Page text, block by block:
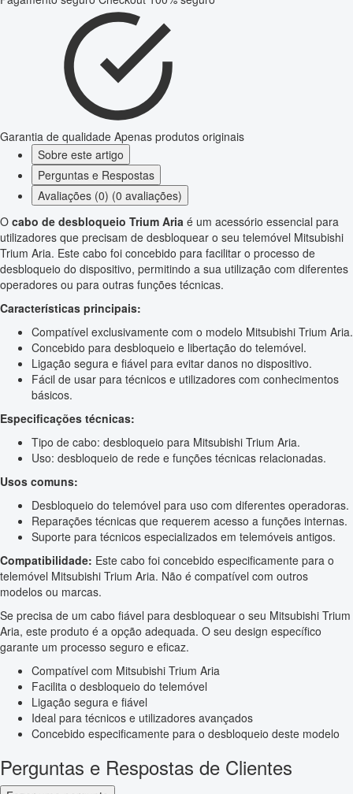
Garantia de qualidade Apenas produtos originais
Sobre este artigo
Perguntas e Respostas
Avaliações (0) (0 avaliações)
O cabo de desbloqueio Trium Aria é um acessório essencial para
utilizadores que precisam de desbloquear o seu telemóvel Mitsubishi
Trium Aria. Este cabo foi concebido para facilitar o processo de
desbloqueio do dispositivo, permitindo a sua utilização com diferentes
operadores ou para outras funções técnicas.
Características principais:
Compatível exclusivamente com o modelo Mitsubishi Trium Aria.
Concebido para desbloqueio e libertação do telemóvel.
Ligação segura e fiável para evitar danos no dispositivo.
Fácil de usar para técnicos e utilizadores com conhecimentos
básicos.
Especificações técnicas:
Tipo de cabo: desbloqueio para Mitsubishi Trium Aria.
Uso: desbloqueio de rede e funções técnicas relacionadas.
Usos comuns:
Desbloqueio do telemóvel para uso com diferentes operadoras.
Reparações técnicas que requerem acesso a funções internas.
Suporte para técnicos especializados em telemóveis antigos.
Compatibilidade: Este cabo foi concebido especificamente para o
telemóvel Mitsubishi Trium Aria. Não é compatível com outros
modelos ou marcas.
Se precisa de um cabo fiável para desbloquear o seu Mitsubishi Trium
Aria, este produto é a opção adequada. O seu design específico
garante um processo seguro e eficaz.
Compatível com Mitsubishi Trium Aria
Facilita o desbloqueio do telemóvel
Ligação segura e fiável
Ideal para técnicos e utilizadores avançados
Concebido especificamente para o desbloqueio deste modelo
Perguntas e Respostas de Clientes